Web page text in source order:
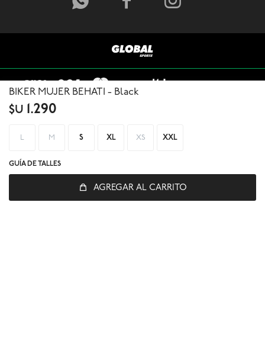
BIKER MUJER BEHATI - Black
$U 1.290
L M S XL XS XXL
GUÍA DE TALLES
AGREGAR AL CARRITO